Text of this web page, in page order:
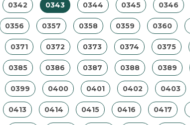
0342 0343 0344 0345 0346
0356 0357 0358 0359 0360
0371 0372 0373 0374 0375
0385 0386 0387 0388 0389
0399 0400 0401 0402 0403
0413 0414 0415 0416 0417